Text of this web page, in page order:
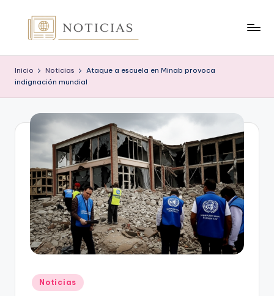
contenido
o
t
o
Inicio Noticias
Ataque a escuela en Minab provoca
indignación mundial
Publicado
en
Noticias